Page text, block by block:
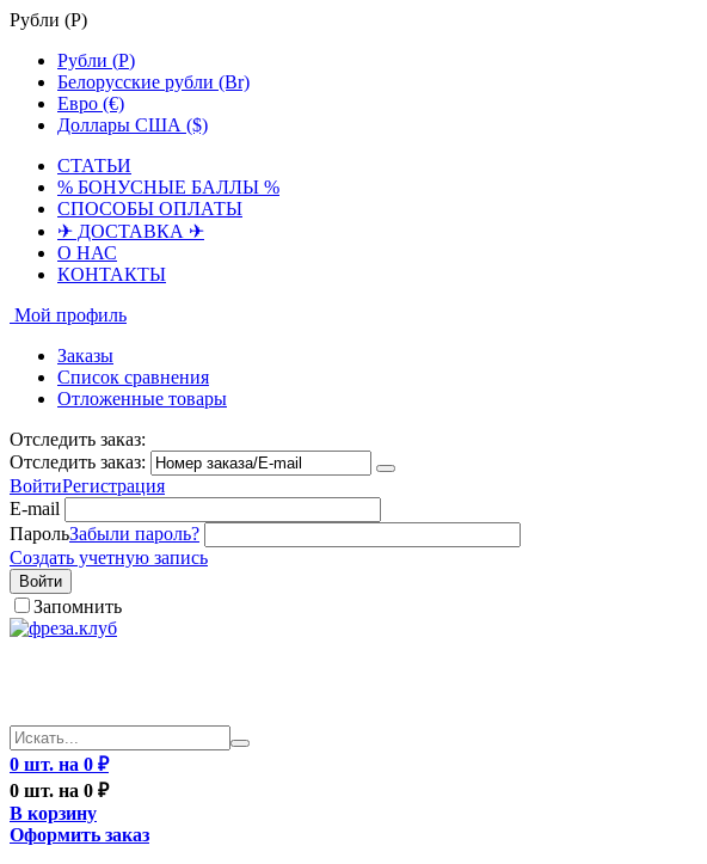
Рубли (Р)
Рубли (Р)
Белорусские рубли (Br)
Евро (€)
Доллары США ($)
СТАТЬИ
% БОНУСНЫЕ БАЛЛЫ %
СПОСОБЫ ОПЛАТЫ
✈ ДОСТАВКА ✈
О НАС
КОНТАКТЫ
Мой профиль
Заказы
Список сравнения
Отложенные товары
Отследить заказ:
Отследить заказ:
ВойтиРегистрация
E-mail
ПарольЗабыли пароль?
Создать учетную запись
Войти
Запомнить
0 шт. на 0 ₽
0 шт. на 0 ₽
В корзину
Оформить заказ